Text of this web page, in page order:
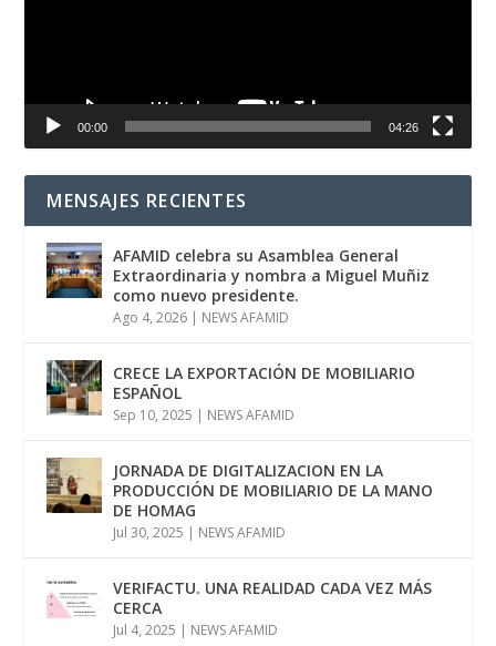
00:00 04:26
MENSAJES RECIENTES
AFAMID celebra su Asamblea General
Extraordinaria y nombra a Miguel Muñiz
como nuevo presidente.
Ago 4, 2026 | NEWS AFAMID
CRECE LA EXPORTACIÓN DE MOBILIARIO
ESPAÑOL
Sep 10, 2025 | NEWS AFAMID
JORNADA DE DIGITALIZACION EN LA
PRODUCCIÓN DE MOBILIARIO DE LA MANO
DE HOMAG
Jul 30, 2025 | NEWS AFAMID
VERIFACTU. UNA REALIDAD CADA VEZ MÁS
CERCA
Jul 4, 2025 | NEWS AFAMID